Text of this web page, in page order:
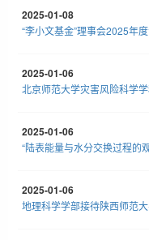
2025-01-08
“李小文基金”理事会2025年
2025-01-06
北京师范大学灾害风险科学
2025-01-06
“陆表能量与水分交换过程的
2025-01-06
地理科学学部接待陕西师范